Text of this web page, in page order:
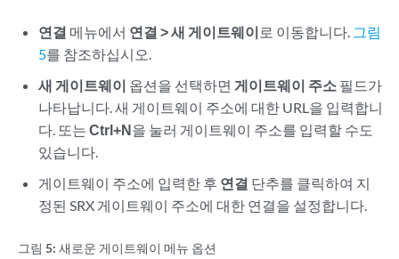
연결 메뉴에서 연결 > 새 게이트웨이 로 이동합니다. 그림
5를 참조하십시오.
새 게이트웨이 옵션을 선택하면 게이트웨이 주소 필드가
나타납니다. 새 게이트웨이 주소에 대한 URL을 입력합니
다. 또는Ctrl+N을 눌러 게이트웨이 주소를 입력할 수도
있습니다.
게이트웨이 주소에 입력한 후 연결 단추를 클릭하여 지
정된 SRX 게이트웨이 주소에 대한 연결을 설정합니다.
그림 5: 새로운 게이트웨이 메뉴 옵션